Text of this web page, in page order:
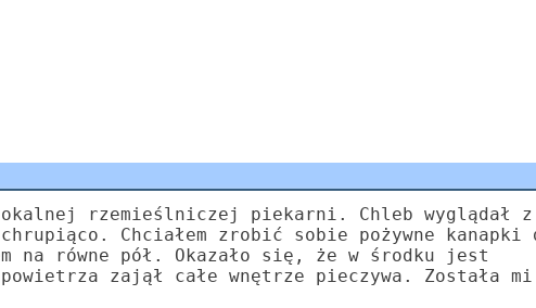
lokalnej rzemieślniczej piekarni. Chleb wyglądał z
Chciałem zrobić sobie pożywne kanapki
na równe pół. Okazało się, że w środku jest
zajął całe wnętrze pieczywa. Została